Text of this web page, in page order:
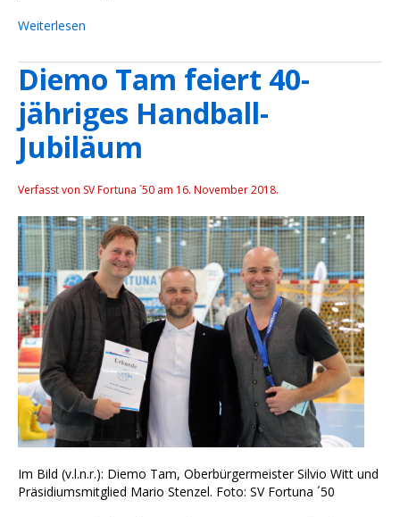
Weiterlesen
Diemo Tam feiert 40-
jähriges Handball-
Jubiläum
Verfasst von SV Fortuna ´50 am 16. November 2018.
Im Bild (v.l.n.r.): Diemo Tam, Oberbürgermeister Silvio Witt und
Präsidiumsmitglied Mario Stenzel. Foto: SV Fortuna ´50